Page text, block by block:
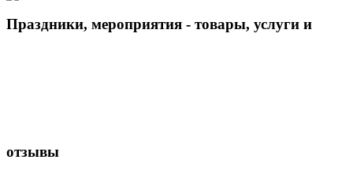
Праздники, мероприятия - товары, услуги и
отзывы